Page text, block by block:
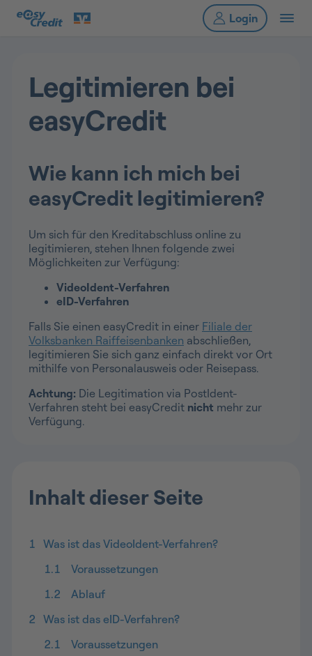
Legitimieren bei
easyCredit
Wie kann ich mich bei
easyCredit legitimieren?
Um sich für den Kreditabschluss online zu
legitimieren, stehen Ihnen folgende zwei
Möglichkeiten zur Verfügung:
VideoIdent-Verfahren
eID-Verfahren
Falls Sie einen easyCredit in einer Filiale der
Volksbanken Raiffeisenbanken abschließen,
legitimieren Sie sich ganz einfach direkt vor Ort
mithilfe von Personalausweis oder Reisepass.
Achtung: Die Legitimation via PostIdent-
Verfahren steht bei easyCredit nicht mehr zur
Verfügung.
Inhalt dieser Seite
1 Was ist das VideoIdent-Verfahren?
1.1
Voraussetzungen
1.2
Ablauf
2 Was ist das eID-Verfahren?
2.1
Voraussetzungen